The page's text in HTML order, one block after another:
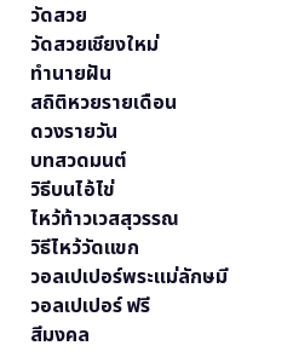
วัดสวย
วัดสวยเชียงใหม่
ทำนายฝัน
สถิติหวยรายเดือน
ดวงรายวัน
บทสวดมนต์
วิธีบนไอ้ไข่
ไหว้ท้าวเวสสุวรรณ
วิธีไหว้วัดแขก
วอลเปเปอร์พระแม่ลักษมี
วอลเปเปอร์ ฟรี
สีมงคล